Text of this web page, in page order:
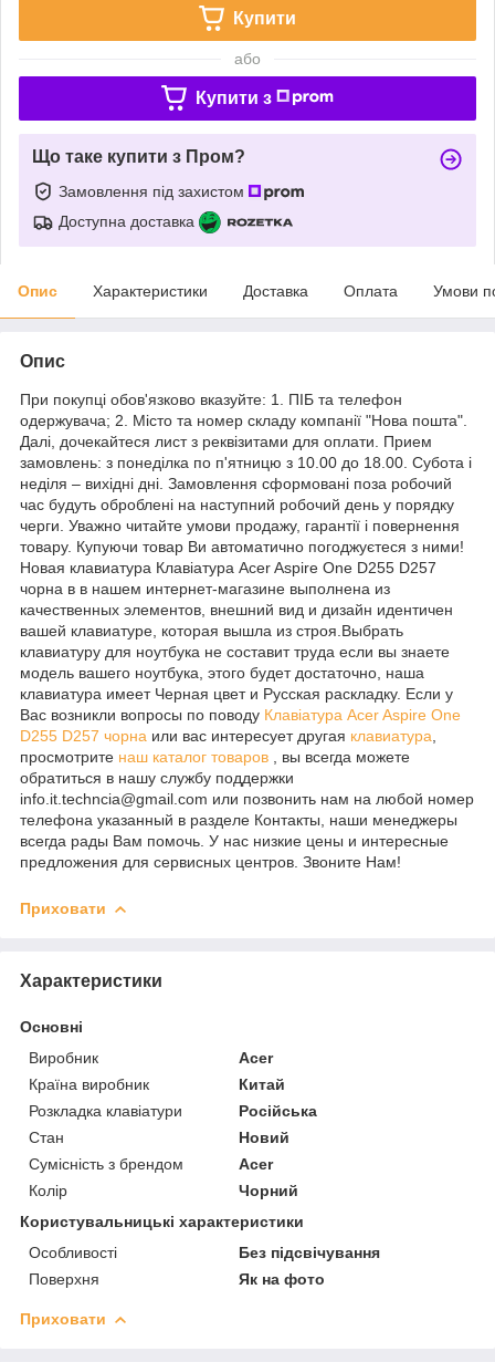
Купити
або
Купити з
Що таке купити з Пром?
Замовлення під захистом
Доступна доставка
Опис Характеристики Доставка Оплата Умови
Опис
При покупці обов'язково вказуйте: 1. ПІБ та телефон
одержувача; 2. Місто та номер складу компанії "Нова пошта".
Далі, дочекайтеся лист з реквізитами для оплати. Прием
замовлень: з понеділка по п'ятницю з 10.00 до 18.00. Субота і
неділя – вихідні дні. Замовлення сформовані поза робочий
час будуть оброблені на наступний робочий день у порядку
черги. Уважно читайте умови продажу, гарантії і повернення
товару. Купуючи товар Ви автоматично погоджуєтеся з ними!
Новая клавиатура Клавіатура Acer Aspire One D255 D257
чорна в в нашем интернет-магазине выполнена из
качественных элементов, внешний вид и дизайн идентичен
вашей клавиатуре, которая вышла из строя.Выбрать
клавиатуру для ноутбука не составит труда если вы знаете
модель вашего ноутбука, этого будет достаточно, наша
клавиатура имеет Черная цвет и Русская раскладку. Если у
Вас возникли вопросы по поводу Клавіатура Acer Aspire One
D255 D257 чорна или вас интересует другая клавиатура
просмотрите наш каталог товаров , вы всегда можете
обратиться в нашу службу поддержки
info.it.techncia@gmail.com или позвонить нам на любой номер
телефона указанный в разделе Контакты, наши менеджеры
всегда рады Вам помочь. У нас низкие цены и интересные
предложения для сервисных центров. Звоните Нам!
Приховати
Характеристики
Основні
Виробник
Acer
Країна виробник
Китай
Розкладка клавіатури
Російська
Стан
Новий
Сумісність з брендом
Acer
Колір
Чорний
Користувальницькі характеристики
Особливості
Без підсвічування
Поверхня
Як на фото
Приховати